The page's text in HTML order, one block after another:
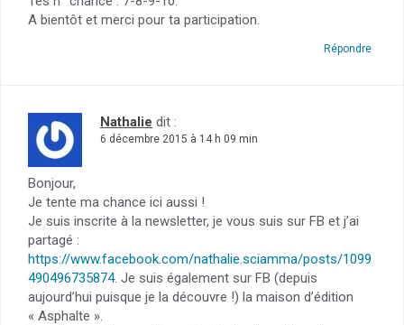
A bientôt et merci pour ta participation.
Répondre
Nathalie dit :
6 décembre 2015 à 14 h 09 min
Bonjour,
Je tente ma chance ici aussi !
Je suis inscrite à la newsletter, je vous suis sur FB et j’ai
partagé :
https://www.facebook.com/nathalie.sciamma/posts/1099
490496735874. Je suis également sur FB (depuis
aujourd’hui puisque je la découvre !) la maison d’édition
« Asphalte ».